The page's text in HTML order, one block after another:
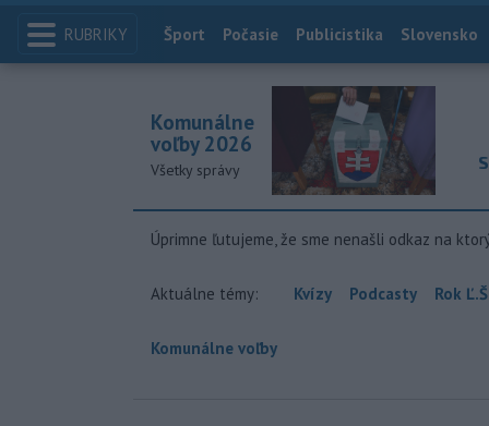
RUBRIKY Index
Šport Počasie Publicistika Slovensko
Komunálne
voľby 2026
Všetky správy
Úprimne ľutujeme, že sme nenašli odkaz na
Aktuálne témy: Kvízy Podcasty Rok
Komunálne voľby